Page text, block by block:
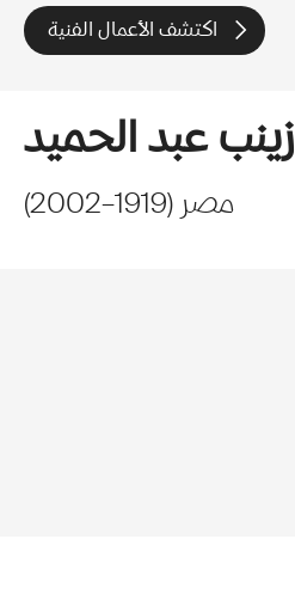
اكتشف الأعمال الفنية
زينب عبد الحميد
مصر (
1919
–
2002
)